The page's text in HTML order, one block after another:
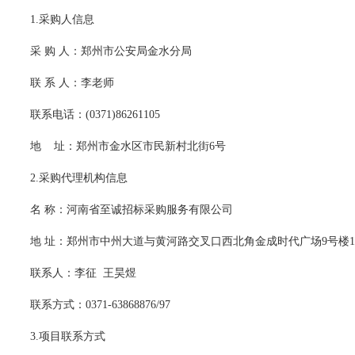
1.采购人信息
采 购 人：郑州市公安局金水分局
联 系 人：李老师
联系电话： (0371)86261105
地 址：郑州市金水区市民新村北街6号
2.采购代理机构信息
名 称：河南省至诚招标采购服务有限公司
地 址：郑州市中州大道与黄河路交叉口西北角金成时代广场9号楼
联系人： 李征 王昊煜
联系方式： 0371-63868876/97
3.项目联系方式